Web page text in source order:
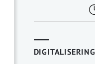
DIGITALISERING